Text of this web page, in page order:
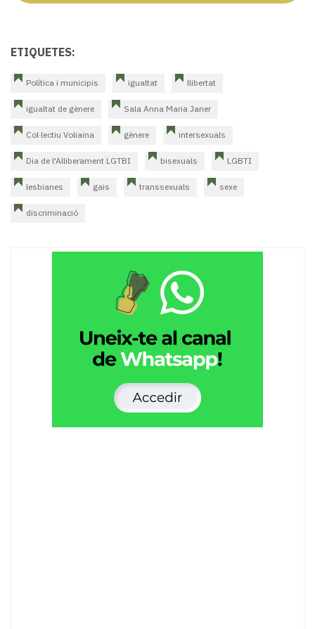
ETIQUETES:
Política i municipis igualtat llibertat
igualtat de gènere Sala Anna Maria Janer
Col·lectiu Voliaina gènere intersexuals
Dia de l'Alliberament LGTBI bisexuals LGBTI
lesbianes gais transsexuals sexe
discriminació